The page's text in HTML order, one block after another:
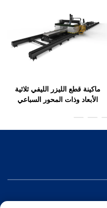
ماكينة قطع الليزر الليفي ثلاثية
الأبعاد وذات المحور السباعي